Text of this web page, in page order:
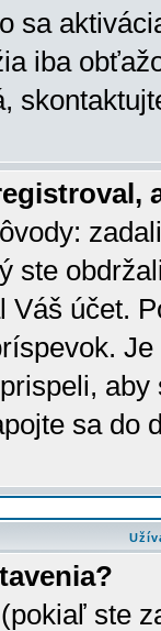
sa
iba
ste
Váš účet.
sa do
ste